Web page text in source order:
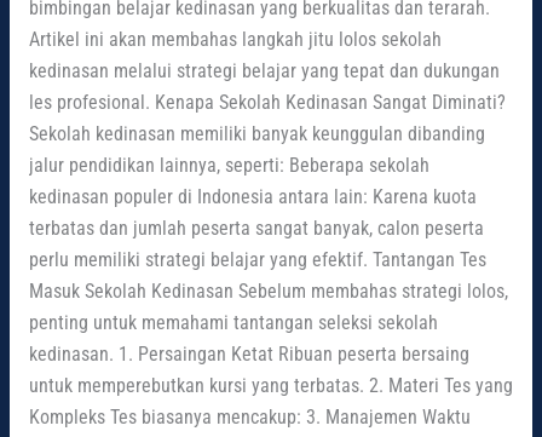
bimbingan belajar kedinasan yang berkualitas dan terarah.
Artikel ini akan membahas langkah jitu lolos sekolah
kedinasan melalui strategi belajar yang tepat dan dukungan
les profesional. Kenapa Sekolah Kedinasan Sangat Diminati?
Sekolah kedinasan memiliki banyak keunggulan dibanding
jalur pendidikan lainnya, seperti: Beberapa sekolah
kedinasan populer di Indonesia antara lain: Karena kuota
terbatas dan jumlah peserta sangat banyak, calon peserta
perlu memiliki strategi belajar yang efektif. Tantangan Tes
Masuk Sekolah Kedinasan Sebelum membahas strategi lolos,
penting untuk memahami tantangan seleksi sekolah
kedinasan. 1. Persaingan Ketat Ribuan peserta bersaing
untuk memperebutkan kursi yang terbatas. 2. Materi Tes yang
Kompleks Tes biasanya mencakup: 3. Manajemen Waktu